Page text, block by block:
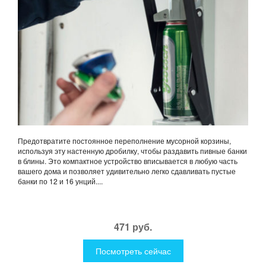
Предотвратите постоянное переполнение мусорной корзины,
используя эту настенную дробилку, чтобы раздавить пивные банки
в блины. Это компактное устройство вписывается в любую часть
вашего дома и позволяет удивительно легко сдавливать пустые
банки по 12 и 16 унций....
471 руб.
Посмотреть сейчас